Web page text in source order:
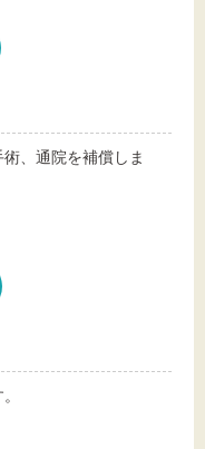
、通院を補償しま